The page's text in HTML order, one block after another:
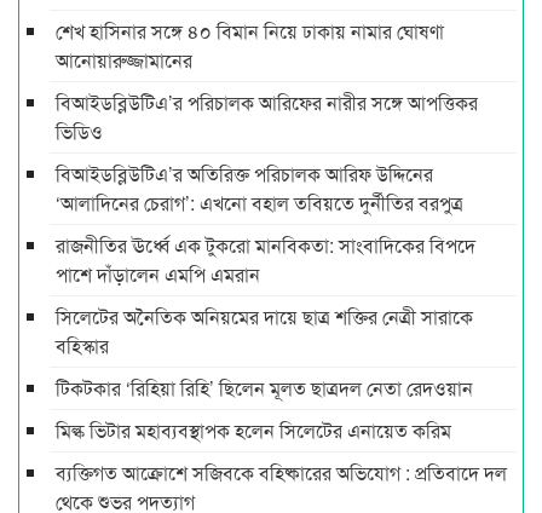
শেখ হাসিনার সঙ্গে ৪০ বিমান নিয়ে ঢাকায় নামার ঘোষণা
আনোয়ারুজ্জামানের
বিআইডব্লিউটিএ’র পরিচালক আরিফের নারীর সঙ্গে আপত্তিকর
ভিডিও
বিআইডব্লিউটিএ’র অতিরিক্ত পরিচালক আরিফ উদ্দিনের
‘আলাদিনের চেরাগ’: এখনো বহাল তবিয়তে দুর্নীতির বরপুত্র
রাজনীতির ঊর্ধ্বে এক টুকরো মানবিকতা: সাংবাদিকের বিপদে
পাশে দাঁড়ালেন এমপি এমরান
সিলেটের অনৈতিক অনিয়মের দায়ে ছাত্র শক্তির নেত্রী সারাকে
বহিস্কার
টিকটকার ‘রিহিয়া রিহি’ ছিলেন মূলত ছাত্রদল নেতা রেদওয়ান
মিল্ক ভিটার মহাব্যবস্থাপক হলেন সিলেটের এনায়েত করিম
ব্যক্তিগত আক্রোশে সজিবকে বহিষ্কারের অভিযোগ : প্রতিবাদে দল
থেকে শুভর পদত্যাগ